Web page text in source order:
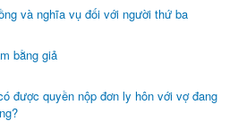
và nghĩa vụ đối với người thứ ba
bằng giả
được quyền nộp đơn ly hôn với vợ đang